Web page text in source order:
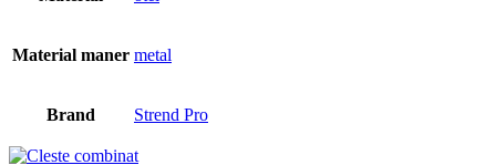
Material maner metal
Brand Strend Pro